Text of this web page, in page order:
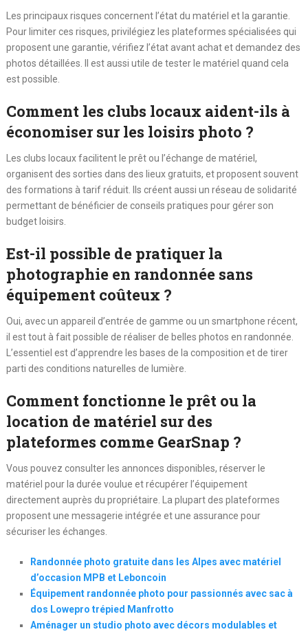
Les principaux risques concernent l’état du matériel et la garantie.
Pour limiter ces risques, privilégiez les plateformes spécialisées qui
proposent une garantie, vérifiez l’état avant achat et demandez des
photos détaillées. Il est aussi utile de tester le matériel quand cela
est possible.
Comment les clubs locaux aident-ils à
économiser sur les loisirs photo ?
Les clubs locaux facilitent le prêt ou l’échange de matériel,
organisent des sorties dans des lieux gratuits, et proposent souvent
des formations à tarif réduit. Ils créent aussi un réseau de solidarité
permettant de bénéficier de conseils pratiques pour gérer son
budget loisirs.
Est-il possible de pratiquer la
photographie en randonnée sans
équipement coûteux ?
Oui, avec un appareil d’entrée de gamme ou un smartphone récent,
il est tout à fait possible de réaliser de belles photos en randonnée.
L’essentiel est d’apprendre les bases de la composition et de tirer
parti des conditions naturelles de lumière.
Comment fonctionne le prêt ou la
location de matériel sur des
plateformes comme GearSnap ?
Vous pouvez consulter les annonces disponibles, réserver le
matériel pour la durée voulue et récupérer l’équipement
directement auprès du propriétaire. La plupart des plateformes
proposent une messagerie intégrée et une assurance pour
sécuriser les échanges.
Randonnée photo gratuite dans les Alpes avec matériel
d’occasion MPB et Leboncoin
Équipement randonnée photo pour passionnés avec sac à
dos Lowepro trépied Manfrotto
Aménager un studio photo avec décors modulables et